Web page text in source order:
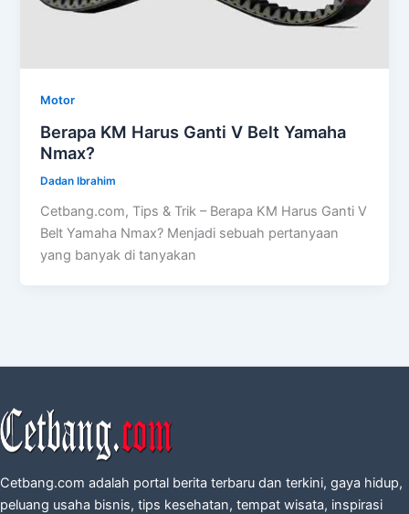
Motor
Berapa KM Harus Ganti V Belt Yamaha
Nmax?
Dadan Ibrahim
Cetbang.com, Tips & Trik – Berapa KM Harus Ganti V
Belt Yamaha Nmax? Menjadi sebuah pertanyaan
yang banyak di tanyakan
Cetbang.com adalah portal berita terbaru dan terkini, gaya hidup,
peluang usaha bisnis, tips kesehatan, tempat wisata, inspirasi